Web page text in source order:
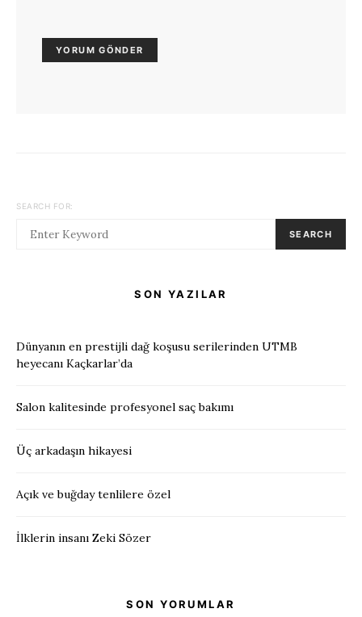
SEARCH FOR:
SEARCH
SON YAZILAR
Dünyanın en prestijli dağ koşusu serilerinden UTMB
heyecanı Kaçkarlar’da
Salon kalitesinde profesyonel saç bakımı
Üç arkadaşın hikayesi
Açık ve buğday tenlilere özel
İlklerin insanı Zeki Sözer
SON YORUMLAR